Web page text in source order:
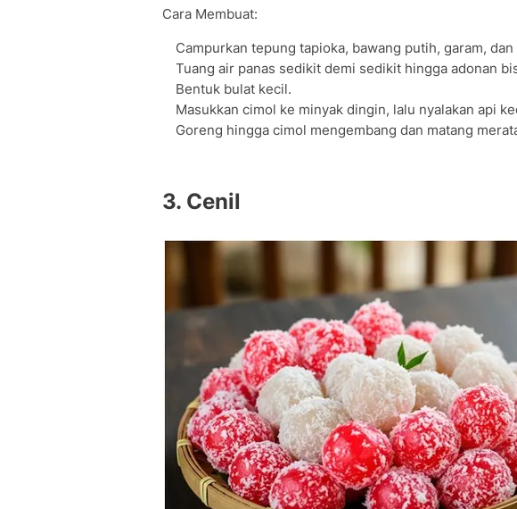
Cara Membuat:
Campurkan tepung tapioka, bawang putih, garam,
Tuang air panas sedikit demi sedikit hingga adonan
Bentuk bulat kecil.
Masukkan cimol ke minyak dingin, lalu nyalakan api
Goreng hingga cimol mengembang dan matang
3. Cenil